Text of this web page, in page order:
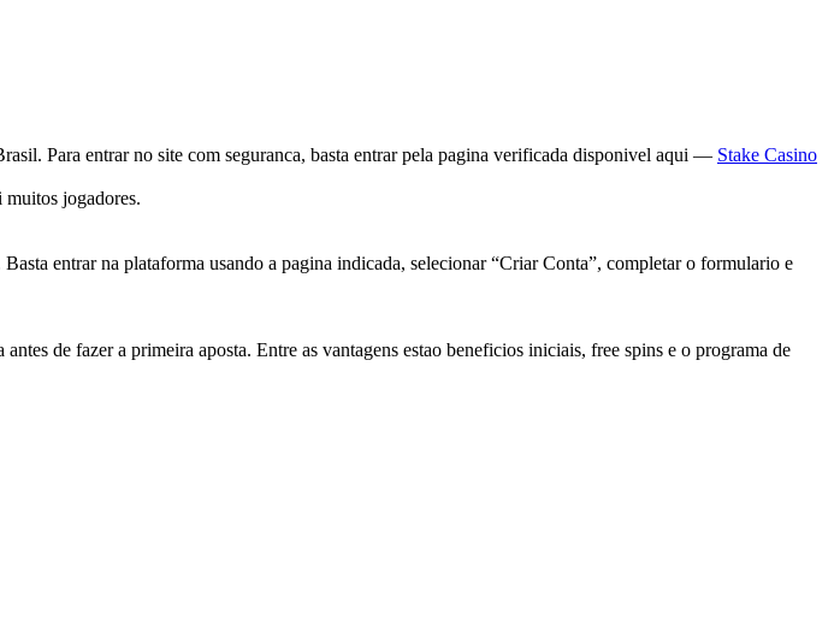
Para entrar no site com seguranca, basta entrar pela pagina verificada disponivel aqui — Stake Casino
muitos jogadores.
entrar na plataforma usando a pagina indicada, selecionar “Criar Conta”, completar o formulario e
de fazer a primeira aposta. Entre as vantagens estao beneficios iniciais, free spins e o programa de